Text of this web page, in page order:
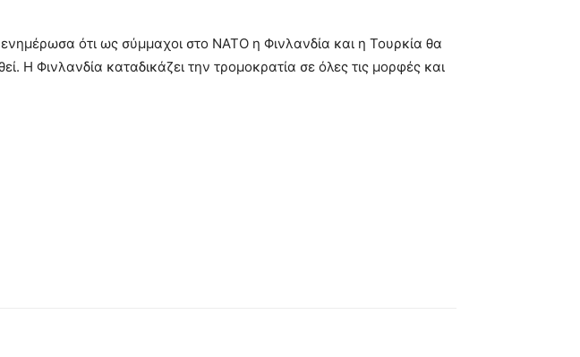
ότι ως σύμμαχοι στο ΝΑΤΟ η Φινλανδία και η Τουρκία θα
Η Φινλανδία καταδικάζει την τρομοκρατία σε όλες τις μορφές και